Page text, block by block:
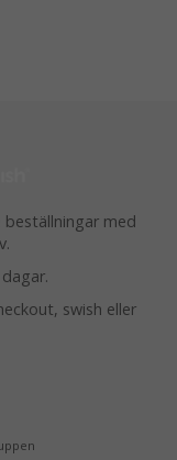
beställningar med
swish eller